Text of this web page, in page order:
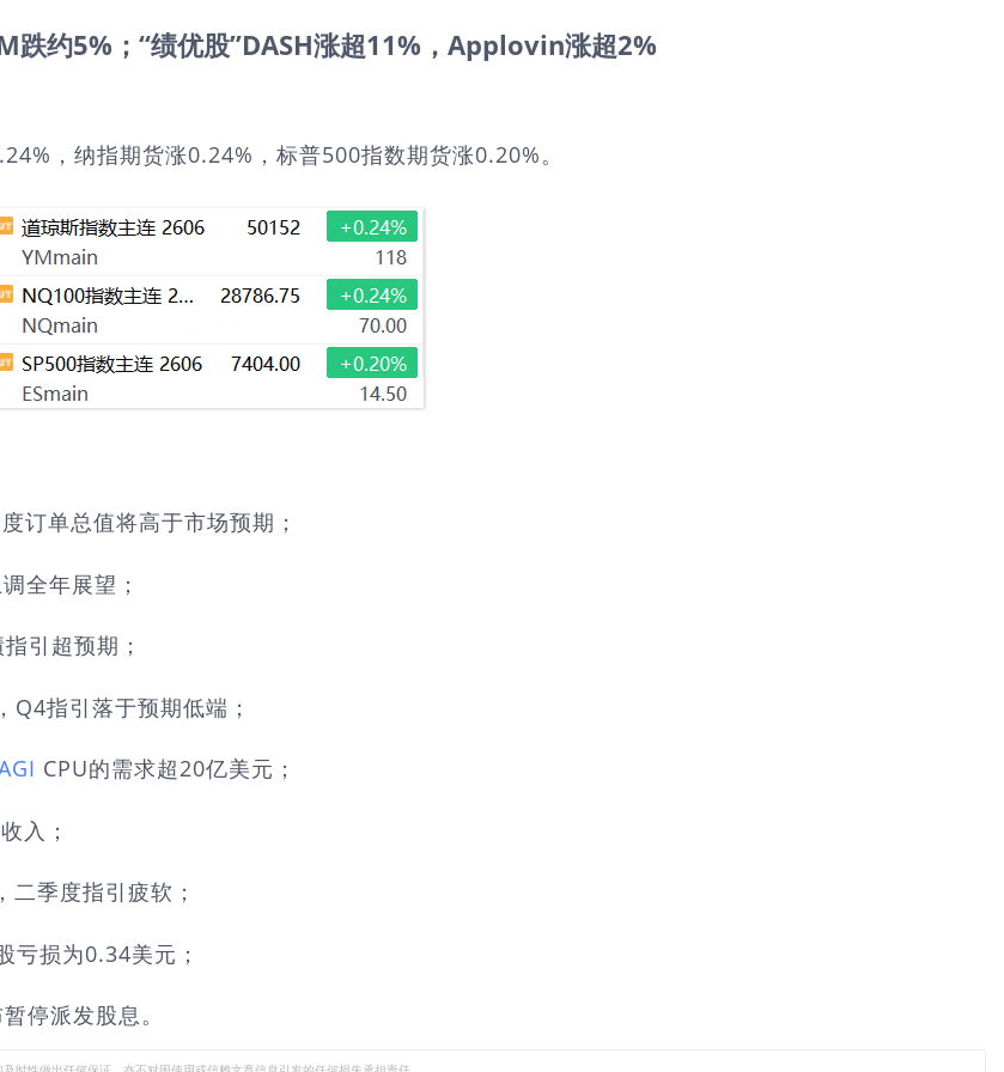
约5%；“绩优股”DASH涨超11%，Applovin涨超2%
，纳指期货涨0.24%，标普500指数期货涨0.20%。
订单总值将高于市场预期；
全年展望；
引超预期；
指引落于预期低端；
CPU的需求超20亿美元；
入；
季度指引疲软；
亏损为0.34美元；
停派发股息。